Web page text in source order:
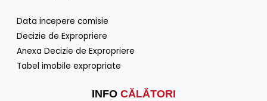
INFO CĂLĂTORI
Data incepere comisie
Decizie de Expropriere
Anexa Decizie de Expropriere
Tabel imobile expropriate